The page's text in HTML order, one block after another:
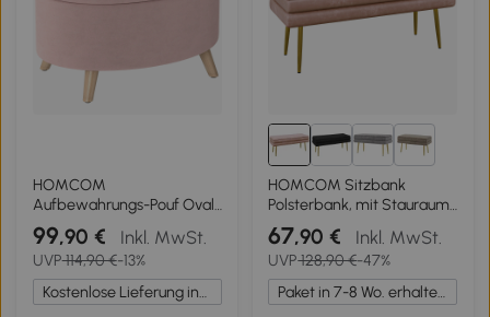
HOMCOM
Aufbewahrungs-Pouf Oval
Aufbewahrungsbank
71x51,5x42 cm
Samtbezogen mit
Massivholzbeinen Hellrosa
99,90 € Inkl. MwSt.
UVP114,90 €-13%
Kostenlose Lieferung innerhalb Deutschlands
1+
HOMCOM Sitzbank
Polsterbank, mit Stauraum,
Stahl, 100 x 37,5 x 42 cm,
Rosa
67,90 € Inkl. MwSt.
UVP128,90 €-47%
Paket in 7-8 Wo. erhalten.